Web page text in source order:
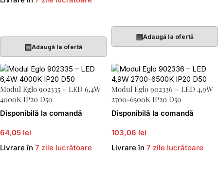
▤Adaugă la ofertă
▤Adaugă la ofertă
Modul Eglo 902335 – LED 6,4W
4000K IP20 D50
Disponibilă la comandă
64,05 lei
Livrare în 7 zile lucrătoare
Modul Eglo 902336 – LED 4,9W
2700-6500K IP20 D50
Disponibilă la comandă
103,06 lei
Livrare în 7 zile lucrătoare